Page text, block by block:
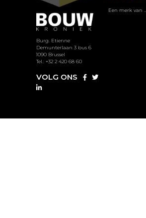
Burg. Etienne
Demunterlaan 3 bus 6
1090 Brussel
Tel.: +32 2 420 68 60
VOLG ONS
Een merk van ...